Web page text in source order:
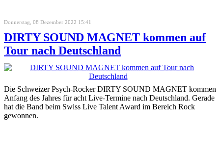
Donnerstag, 08 Dezember 2022 15:41
DIRTY SOUND MAGNET kommen auf
Tour nach Deutschland
Die Schweizer Psych-Rocker DIRTY SOUND MAGNET kommen
Anfang des Jahres für acht Live-Termine nach Deutschland. Gerade
hat die Band beim Swiss Live Talent Award im Bereich Rock
gewonnen.